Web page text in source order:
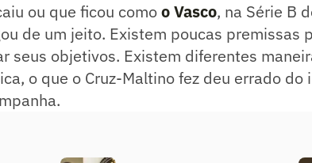
ou que ficou comoo Vasco, na Série B
de um jeito. Existem poucas premissas
seus objetivos. Existem diferentes
o que o Cruz-Maltino fez deu errado do